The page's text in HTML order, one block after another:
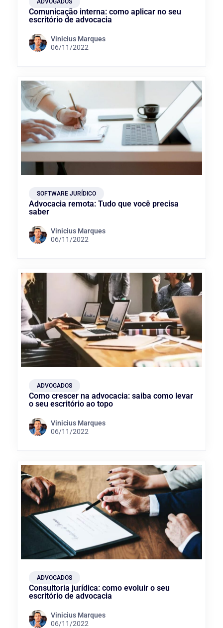
ADVOGADOS
Comunicação interna: como aplicar no seu
escritório de advocacia
Vinicius Marques
06/11/2022
SOFTWARE JURÍDICO
Advocacia remota: Tudo que você precisa
saber
Vinicius Marques
06/11/2022
ADVOGADOS
Como crescer na advocacia: saiba como levar
o seu escritório ao topo
Vinicius Marques
06/11/2022
ADVOGADOS
Consultoria jurídica: como evoluir o seu
escritório de advocacia
Vinicius Marques
06/11/2022